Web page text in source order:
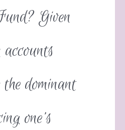
Given
dominant
one’s